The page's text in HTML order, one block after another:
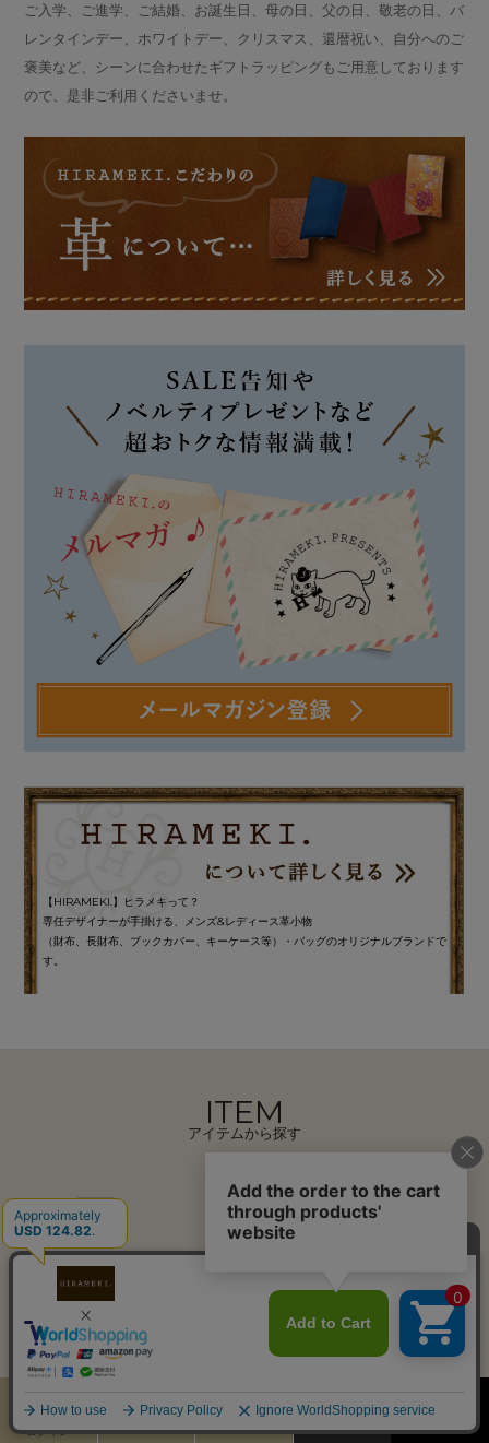
ご入学、ご進学、ご結婚、お誕生日、母の日、父の日、敬老の日、バ
レンタインデー、ホワイトデー、クリスマス、還暦祝い、自分へのご
褒美など、シーンに合わせたギフトラッピングもご用意しております
ので、是非ご利用くださいませ。
【HIRAMEKI.】ヒラメキって？
専任デザイナーが手掛ける、メンズ&レディース革小物
（財布、長財布、ブックカバー、キーケース等）・バッグのオリジナルブランドで
す。
ITEM
アイテムから探す
折り財布
カードケース
ログイン